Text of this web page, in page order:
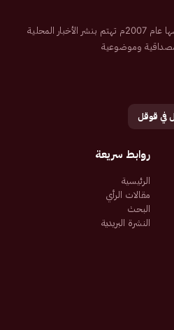
صحيفة إلكترونية سعودية تم تأسيسها عام 2007م تهتم بنشر الأخبار المحلية
وموضوعية
في قوقل
روابط سريعة
الرئيسية
مقالات الرأي
البحث
النشرة البريدية